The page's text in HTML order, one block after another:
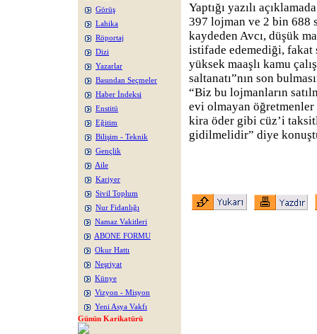
Görüş
Lahika
Röportaj
Dizi
Yazarlar
Basından Seçmeler
Haber İndeksi
Enstitü
Eğitim
Bilişim - Teknik
Gençlik
Aile
Kariyer
Sivil Toplum
Nur Fidanlığı
Namaz Vakitleri
ABONE FORMU
Okur Hattı
Neşriyat
Künye
Vizyon - Misyon
Yeni Asya Vakfı
Günün Karikatürü
Yaptığı yazılı
397 lojman ve 2 bin 688
kaydeden Avcı, düşük
istifade edemediği,
yüksek maaşlı kamu
saltanatı”nın son
“Biz bu lojmanların
evi olmayan öğretmenler
kira öder gibi cüz’i
gidilmelidir” diye